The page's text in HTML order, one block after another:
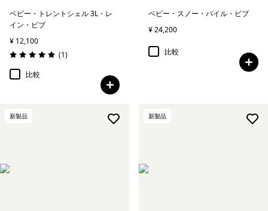
ベビー・トレントシェル 3L・レ
イン・ビブ
¥ 12,100
評価: 5.0 / 5
(1レビュー
)
比較
ベビー・スノー・パイル・ビブ
¥ 24,200
比較
新製品 新製品